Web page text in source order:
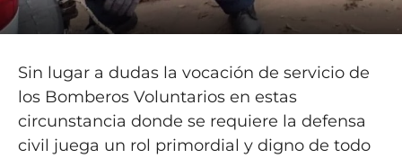
Sin lugar a dudas la vocación de servicio de
los Bomberos Voluntarios en estas
circunstancia donde se requiere la defensa
civil juega un rol primordial y digno de todo